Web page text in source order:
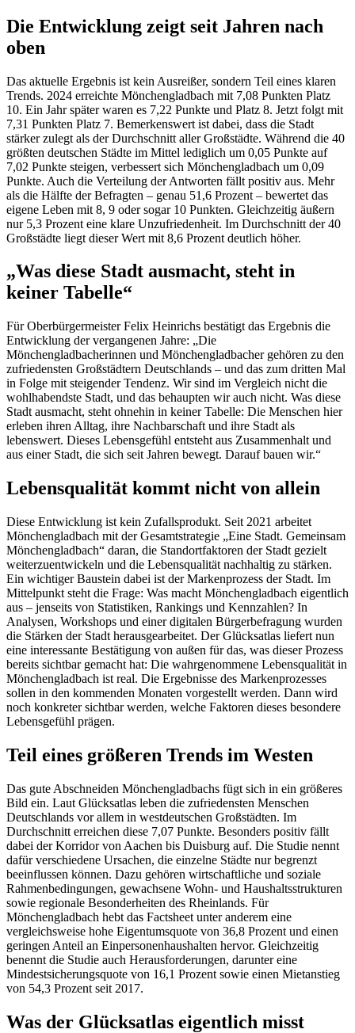
Die Entwicklung zeigt seit Jahren nach
oben
Das aktuelle Ergebnis ist kein Ausreißer, sondern Teil eines klaren
Trends. 2024 erreichte Mönchengladbach mit 7,08 Punkten Platz
10. Ein Jahr später waren es 7,22 Punkte und Platz 8. Jetzt folgt mit
7,31 Punkten Platz 7. Bemerkenswert ist dabei, dass die Stadt
stärker zulegt als der Durchschnitt aller Großstädte. Während die 40
größten deutschen Städte im Mittel lediglich um 0,05 Punkte auf
7,02 Punkte steigen, verbessert sich Mönchengladbach um 0,09
Punkte. Auch die Verteilung der Antworten fällt positiv aus. Mehr
als die Hälfte der Befragten – genau 51,6 Prozent – bewertet das
eigene Leben mit 8, 9 oder sogar 10 Punkten. Gleichzeitig äußern
nur 5,3 Prozent eine klare Unzufriedenheit. Im Durchschnitt der 40
Großstädte liegt dieser Wert mit 8,6 Prozent deutlich höher.
„Was diese Stadt ausmacht, steht in
keiner Tabelle“
Für Oberbürgermeister Felix Heinrichs bestätigt das Ergebnis die
Entwicklung der vergangenen Jahre: „Die
Mönchengladbacherinnen und Mönchengladbacher gehören zu den
zufriedensten Großstädtern Deutschlands – und das zum dritten Mal
in Folge mit steigender Tendenz. Wir sind im Vergleich nicht die
wohlhabendste Stadt, und das behaupten wir auch nicht. Was diese
Stadt ausmacht, steht ohnehin in keiner Tabelle: Die Menschen hier
erleben ihren Alltag, ihre Nachbarschaft und ihre Stadt als
lebenswert. Dieses Lebensgefühl entsteht aus Zusammenhalt und
aus einer Stadt, die sich seit Jahren bewegt. Darauf bauen wir.“
Lebensqualität kommt nicht von allein
Diese Entwicklung ist kein Zufallsprodukt. Seit 2021 arbeitet
Mönchengladbach mit der Gesamtstrategie „Eine Stadt. Gemeinsam
Mönchengladbach“ daran, die Standortfaktoren der Stadt gezielt
weiterzuentwickeln und die Lebensqualität nachhaltig zu stärken.
Ein wichtiger Baustein dabei ist der Markenprozess der Stadt. Im
Mittelpunkt steht die Frage: Was macht Mönchengladbach eigentlich
aus – jenseits von Statistiken, Rankings und Kennzahlen? In
Analysen, Workshops und einer digitalen Bürgerbefragung wurden
die Stärken der Stadt herausgearbeitet. Der Glücksatlas liefert nun
eine interessante Bestätigung von außen für das, was dieser Prozess
bereits sichtbar gemacht hat: Die wahrgenommene Lebensqualität in
Mönchengladbach ist real. Die Ergebnisse des Markenprozesses
sollen in den kommenden Monaten vorgestellt werden. Dann wird
noch konkreter sichtbar werden, welche Faktoren dieses besondere
Lebensgefühl prägen.
Teil eines größeren Trends im Westen
Das gute Abschneiden Mönchengladbachs fügt sich in ein größeres
Bild ein. Laut Glücksatlas leben die zufriedensten Menschen
Deutschlands vor allem in westdeutschen Großstädten. Im
Durchschnitt erreichen diese 7,07 Punkte. Besonders positiv fällt
dabei der Korridor von Aachen bis Duisburg auf. Die Studie nennt
dafür verschiedene Ursachen, die einzelne Städte nur begrenzt
beeinflussen können. Dazu gehören wirtschaftliche und soziale
Rahmenbedingungen, gewachsene Wohn- und Haushaltsstrukturen
sowie regionale Besonderheiten des Rheinlands. Für
Mönchengladbach hebt das Factsheet unter anderem eine
vergleichsweise hohe Eigentumsquote von 36,8 Prozent und einen
geringen Anteil an Einpersonenhaushalten hervor. Gleichzeitig
benennt die Studie auch Herausforderungen, darunter eine
Mindestsicherungsquote von 16,1 Prozent sowie einen Mietanstieg
von 54,3 Prozent seit 2017.
Was der Glücksatlas eigentlich misst